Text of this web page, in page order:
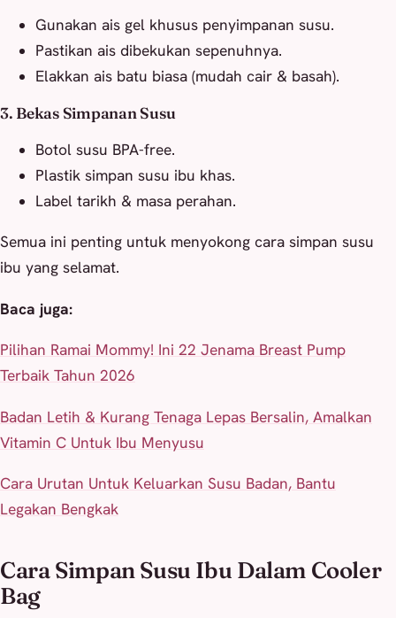
Gunakan ais gel khusus penyimpanan susu.
Pastikan ais dibekukan sepenuhnya.
Elakkan ais batu biasa (mudah cair & basah).
3. Bekas Simpanan Susu
Botol susu BPA-free.
Plastik simpan susu ibu khas.
Label tarikh & masa perahan.
Semua ini penting untuk menyokong cara simpan susu
ibu yang selamat.
Baca juga:
Pilihan Ramai Mommy! Ini 22 Jenama Breast Pump
Terbaik Tahun 2026
Badan Letih & Kurang Tenaga Lepas Bersalin, Amalkan
Vitamin C Untuk Ibu Menyusu
Cara Urutan Untuk Keluarkan Susu Badan, Bantu
Legakan Bengkak
Cara Simpan Susu Ibu Dalam Cooler
Bag